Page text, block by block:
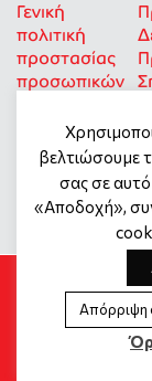
Γενική
πολιτική
προστασίας
προσωπικών
SOCIAL
βελτιώσουμε
σας σε
«Αποδοχή»,
Απόρριψη